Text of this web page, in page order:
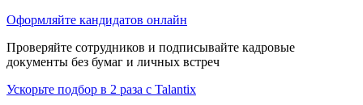
Оформляйте кандидатов онлайн
Проверяйте сотрудников и подписывайте кадровые
документы без бумаг и личных встреч
Ускорьте подбор в 2 раза с Talantix